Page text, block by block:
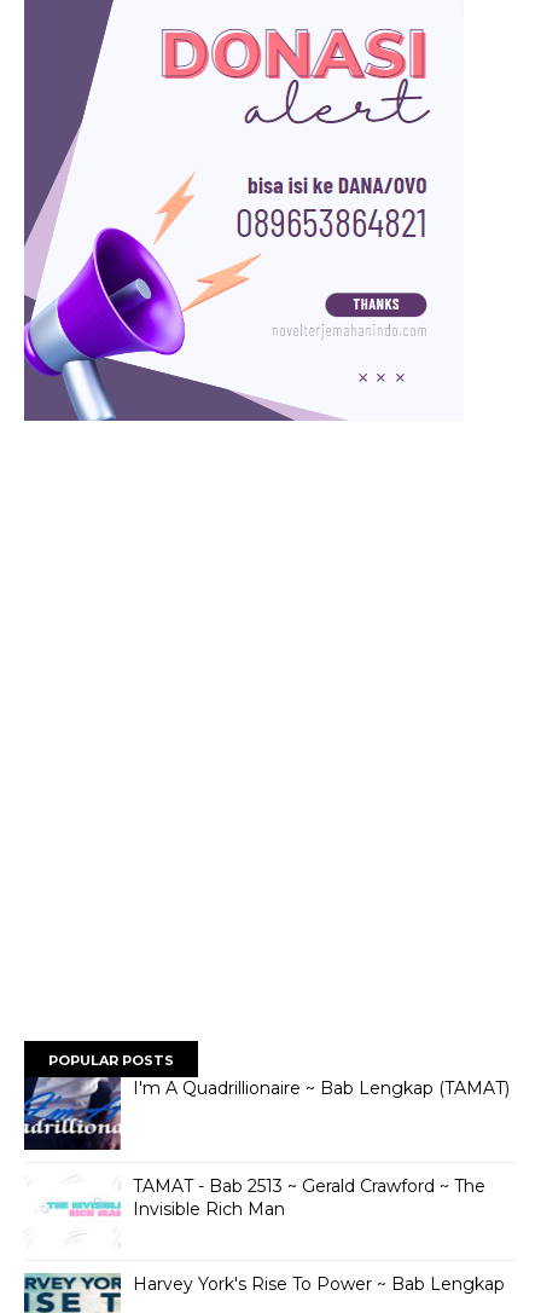
POPULAR POSTS
I'm A Quadrillionaire ~ Bab Lengkap (TAMAT)
TAMAT - Bab 2513 ~ Gerald Crawford ~ The
Invisible Rich Man
Harvey York's Rise To Power ~ Bab Lengkap